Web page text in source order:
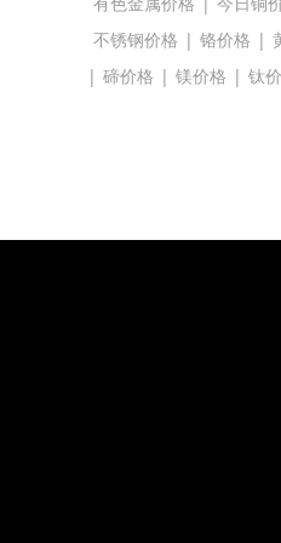
不锈钢价格 | 铬价格 |
| 碲价格 | 镁价格 | 钛